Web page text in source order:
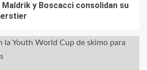
Maldrik y Boscacci consolidan su